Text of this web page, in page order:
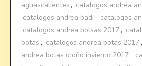
aguascalientes , catalogos andrea
catalogos andrea badi , catalogos
catalogos andrea bolsas 2017 ,
botas , catalogos andrea botas 2017 ,
andrea botas otoño invierno 2017 ,